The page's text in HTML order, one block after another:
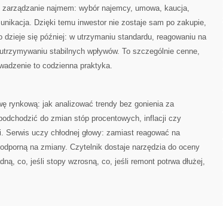
najmem: wybór najemcy, umowa, kaucja,
Dzięki temu inwestor nie zostaje sam po zakupie,
się później: w utrzymaniu standardu, reagowaniu na
stabilnych wpływów. To szczególnie cenne,
to codzienna praktyka.
rynkową: jak analizować trendy bez gonienia za
do zmian stóp procentowych, inflacji czy
uczy chłodnej głowy: zamiast reagować na
na zmiany. Czytelnik dostaje narzędzia do oceny
co, jeśli stopy wzrosną, co, jeśli remont potrwa dłużej,